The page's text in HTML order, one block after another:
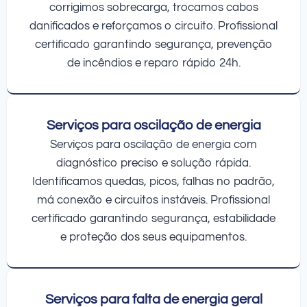
corrigimos sobrecarga, trocamos cabos
danificados e reforçamos o circuito. Profissional
certificado garantindo segurança, prevenção
de incêndios e reparo rápido 24h.
Serviços para oscilação de energia
Serviços para oscilação de energia com
diagnóstico preciso e solução rápida.
Identificamos quedas, picos, falhas no padrão,
má conexão e circuitos instáveis. Profissional
certificado garantindo segurança, estabilidade
e proteção dos seus equipamentos.
Serviços para falta de energia geral